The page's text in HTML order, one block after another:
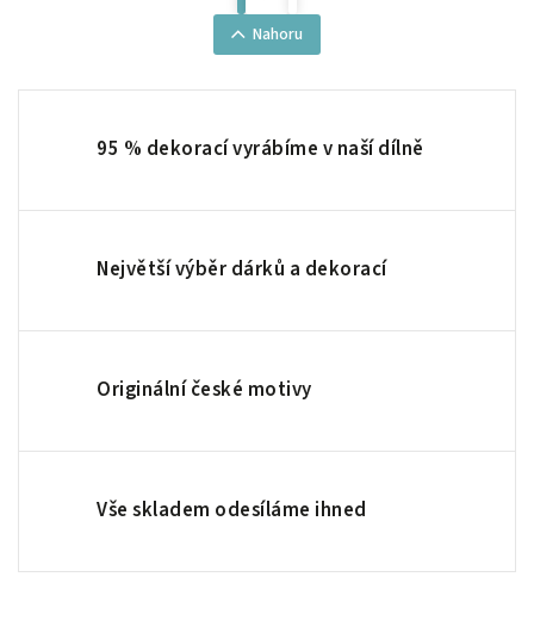
Nahoru
95 % dekorací vyrábíme v naší dílně
Největší výběr dárků a dekorací
Originální české motivy
Vše skladem odesíláme ihned